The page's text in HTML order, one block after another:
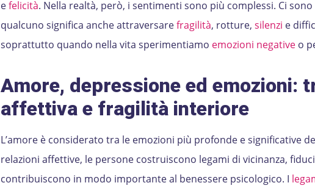
efelicità. Nella realtà, però, i sentimenti sono più complessi. Ci
qualcuno significa anche attraversarefragilità, rotture, silenzi e
soprattutto quando nella vita sperimentiamo emozioni negativeo
Amore, depressione ed emozioni:
affettiva e fragilità interiore
L’amore è considerato tra le emozioni più profonde e significative
relazioni affettive, le persone costruiscono legami di vicinanza,
contribuiscono in modo importante al benessere psicologico. I